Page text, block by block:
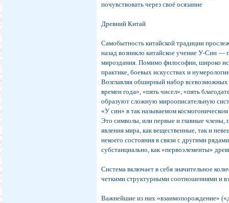
почувствовать через своё осязание
Древний Китай
Самобытность китайской традиции
назад возникло китайское учение У-Син
мироздания. Помимо философии, широко
практике, боевых искусствах и
Возглавляя обширный набор
времен года», «пять чисел», «пять
образуют сложную мироописательную
«У син» в так называемом
Это символы, или первые и главные члены,
явления мира, как вещественные, так и
некоего состояния в связи с другими
субстанциально, как «первоэлементы»
Система включает в себя значительное
четкими структурными соотношениями и
Важнейшие из них «взаимопорождение»